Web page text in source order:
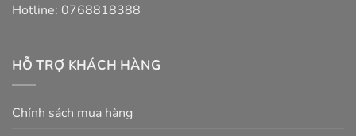
Hotline: 0768818388
HỖ TRỢ KHÁCH HÀNG
Chính sách mua hàng